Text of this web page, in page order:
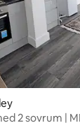
2 sovrum |